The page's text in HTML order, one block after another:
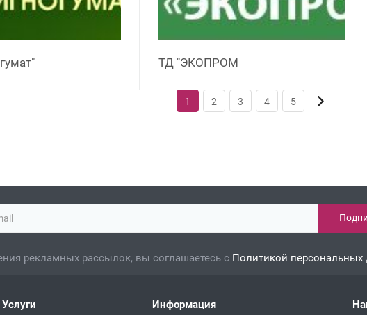
ТД "ЭКОПРОМ
1 2 3 4 5
рекламных рассылок, вы соглашаетесь с Политикой персональных
Услуги Информация